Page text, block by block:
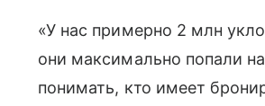
«У нас примерно 2 млн
они максимально попали
понимать, кто имеет